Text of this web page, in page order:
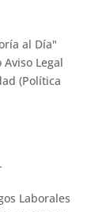
al Día"
Legal
(Política
Laborales